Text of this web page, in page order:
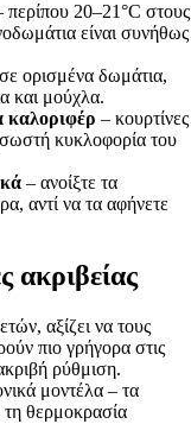
περίπου 20–21°C στους
είναι συνήθως
σε ορισμένα δωμάτια,
και μούχλα.
καλοριφέρ – κουρτίνες
κυκλοφορία του
– ανοίξτε τα
αντί να τα αφήνετε
ακριβείας
αξίζει να τους
πιο γρήγορα στις
ρύθμιση.
μοντέλα – τα
τη θερμοκρασία